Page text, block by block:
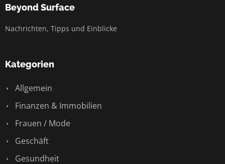
Beyond Surface
Nachrichten, Tipps und Einblicke
Kategorien
Allgemein
Finanzen & Immobilien
Frauen / Mode
Geschäft
Gesundheit